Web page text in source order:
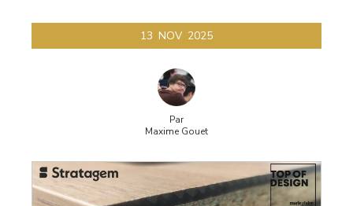
13 NOV 2025
Par
Maxime Gouet